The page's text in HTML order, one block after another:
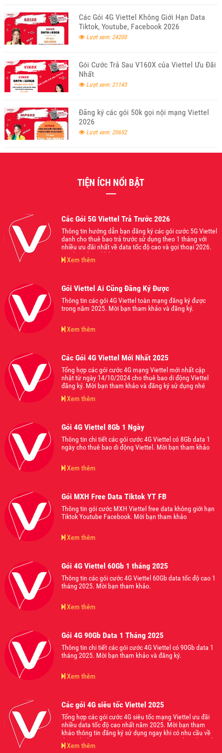
Các Gói 4G Viettel Không Giới Hạn Data
Tiktok, Youtube, Facebook 2026
Lượt xem: 24200
Gói Cước Trả Sau V160X của Viettel Ưu Đãi
Nhất
Lượt xem: 21143
Đăng ký các gói 50k gọi nội mạng Viettel
2026
Lượt xem: 20652
TIỆN ÍCH NỔI BẬT
Các Gói 5G Viettel Trả Trước 2026
Thông tin hướng dẫn bạn đăng ký các gói cước 5G Viettel
danh cho thuê bao trả trước sử dụng theo 1 tháng với
nhiều ưu đãi nhất về data tốc độ cao và gọi thoại 2026.
Mời bạn tham khảo.
Xem thêm
Gói Viettel Ai Cũng Đăng Ký Được
Thông tin các gói 4G Viettel toàn mạng đăng ký được
trong năm 2025. Mời bạn tham khảo và đăng ký.
Xem thêm
Các Gói 4G Viettel Mới Nhất 2025
Tổng hợp các gói cước 4G mạng Viettel mới nhất cập
nhật từ ngày 14/10/2024 cho thuê bao di động Viettel
đăng ký. Mời bạn tham khảo và đăng ký sử dụng nhé
Xem thêm
Gói 4G Viettel 8Gb 1 Ngày
Thông tin chi tiết các gói cước 4G Viettel có 8Gb data 1
ngày cho thuê bao di động Viettel. Mời bạn tham khảo
Xem thêm
Gói MXH Free Data Tiktok YT FB
Thông tin gói cước MXH Viettel free data không giới hạn
Tiktok Youtube Facebook. Mời bạn tham khảo
Xem thêm
Gói 4G Viettel 60Gb 1 tháng 2025
Thông tin các gói cước 4G Viettel 60Gb data tốc độ cao 1
tháng 2025. Mời bạn tham khảo.
Xem thêm
Gói 4G 90Gb Data 1 Tháng 2025
Thông tin chi tiết các gói cước 4G Viettel có 90Gb data 1
tháng 2025. Mời bạn tham khảo và đăng ký.
Xem thêm
Các gói 4G siêu tốc Viettel 2025
Tổng hợp các gói cước 4G siêu tốc mạng Viettel ưu đãi
nhiều data tốc độ cao nhất năm 2025. Mời bạn tham
khảo thông tin đăng ký sử dụng ngay khi có nhu cầu về
data tốc độ cao truy cập mạng internet trên điện thoại di
động 2025.
Xem thêm